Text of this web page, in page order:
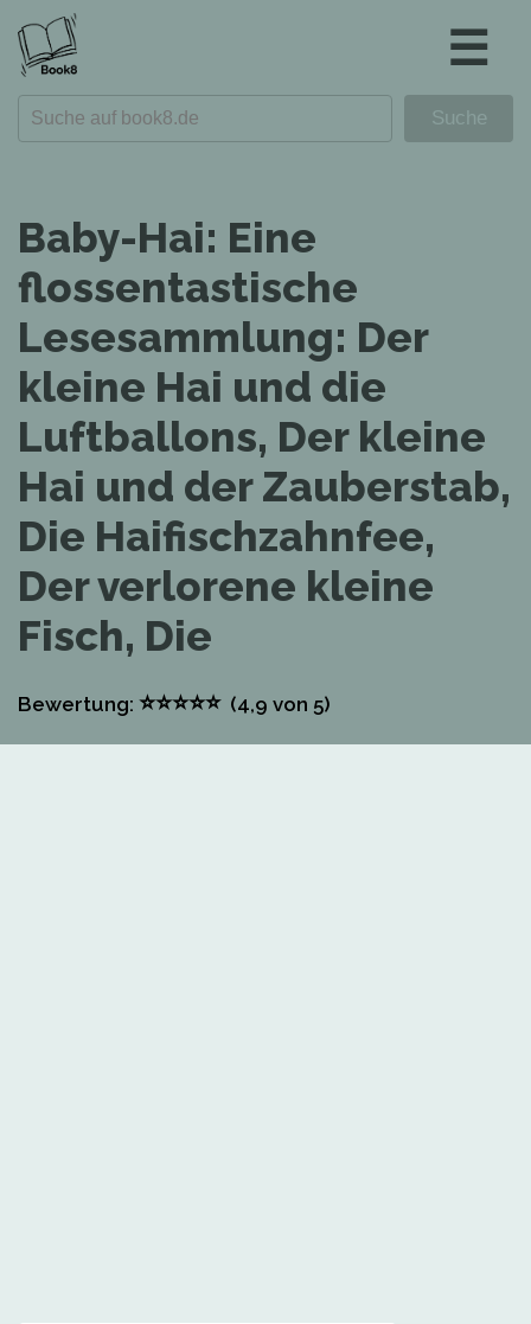
☰
Baby-Hai: Eine
flossentastische
Lesesammlung: Der
kleine Hai und die
Luftballons, Der kleine
Hai und der Zauberstab,
Die Haifischzahnfee,
Der verlorene kleine
Fisch, Die
Bewertung: ⭐⭐⭐⭐⭐(4,9 von 5)